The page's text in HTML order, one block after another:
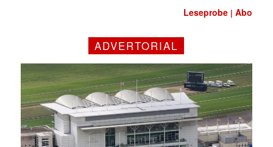
Leseprobe |Abo
ADVERTORIAL